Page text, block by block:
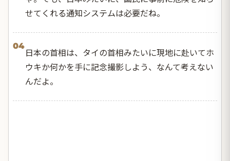
せてくれる通知システムは必要だね。
04
日本の首相は、タイの首相みたいに現地に赴いてホ
ウキか何かを手に記念撮影しよう、なんて考えない
んだよ。